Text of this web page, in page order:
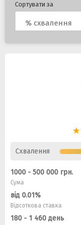
Сортувати за
% схвалення
Схвалення
1000 - 500 000 грн.
Сума
від 0.01%
Відсоткова ставка
180 - 1 460 день